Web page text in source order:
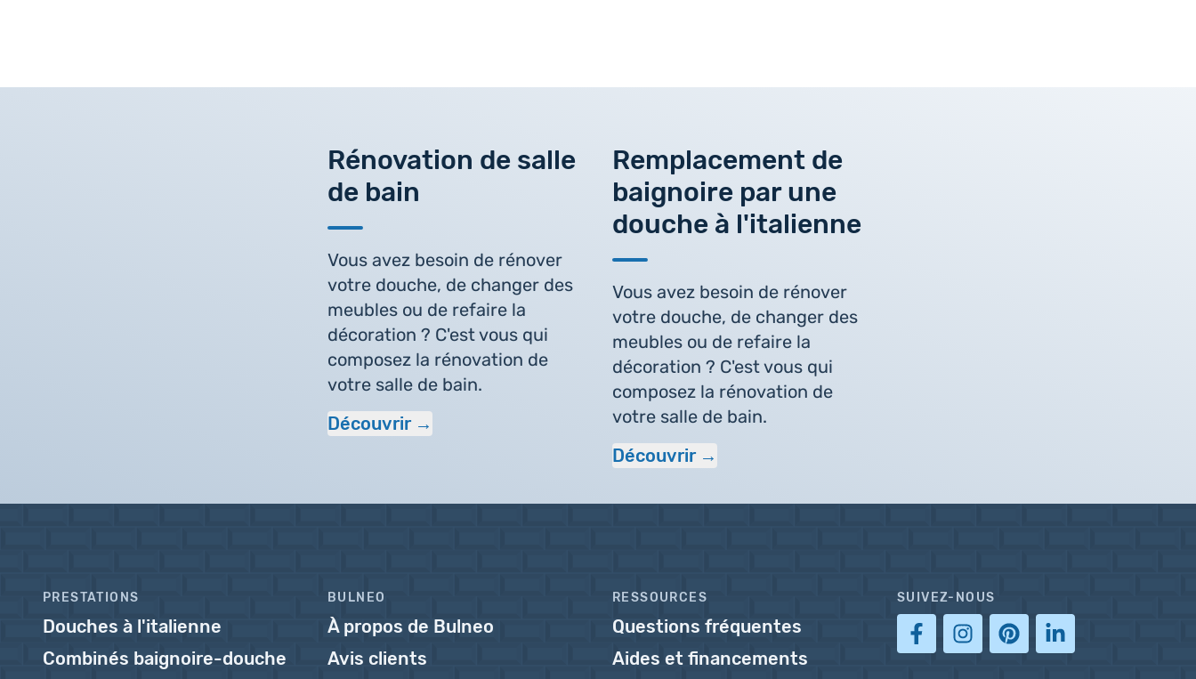
Rénovation de salle
de bain
Vous avez besoin de rénover
votre douche, de changer des
meubles ou de refaire la
décoration ? C'est vous qui
composez la rénovation de
votre salle de bain.
Découvrir
Remplacement de
baignoire par une
douche à l'italienne
Vous avez besoin de rénover
votre douche, de changer des
meubles ou de refaire la
décoration ? C'est vous qui
composez la rénovation de
votre salle de bain.
Découvrir
PRESTATIONS
Douches à l'italienne
Combinés baignoire-douche
BULNEO
À propos de Bulneo
Avis clients
RESSOURCES
Questions fréquentes
Aides et financements
SUIVEZ-NOUS